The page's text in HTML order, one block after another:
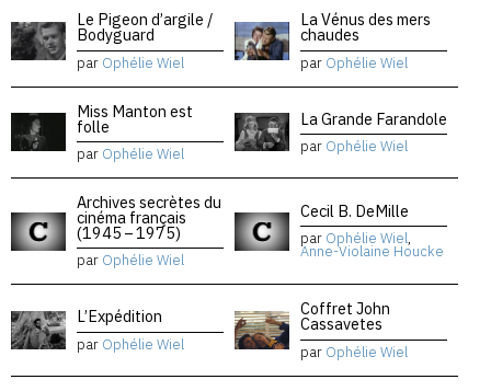
Le Pigeon d’argile /
Bodyguard
par Ophélie Wiel
La Vénus des mers
chaudes
par Ophélie Wiel
Miss Manton est
folle
par Ophélie Wiel
La Grande Farandole
par Ophélie Wiel
Archives secrètes du
cinéma français
(1945 – 1975)
par Ophélie Wiel
Cecil B. DeMille
par Ophélie Wiel,
Anne-Violaine Houcke
L’Expédition
par Ophélie Wiel
Coffret John
Cassavetes
par Ophélie Wiel